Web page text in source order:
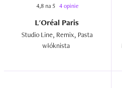
4,8 na 5 4 opinie
L'Oréal Paris
Studio Line, Remix, Pasta